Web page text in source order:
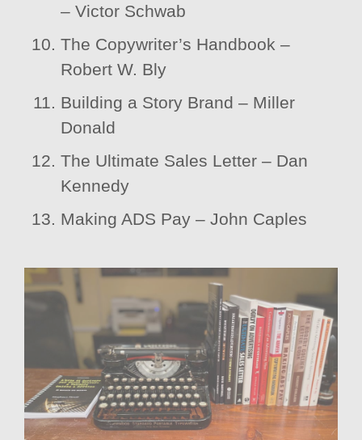
– Victor Schwab
The Copywriter’s Handbook –
Robert W. Bly
Building a Story Brand – Miller
Donald
The Ultimate Sales Letter – Dan
Kennedy
Making ADS Pay – John Caples